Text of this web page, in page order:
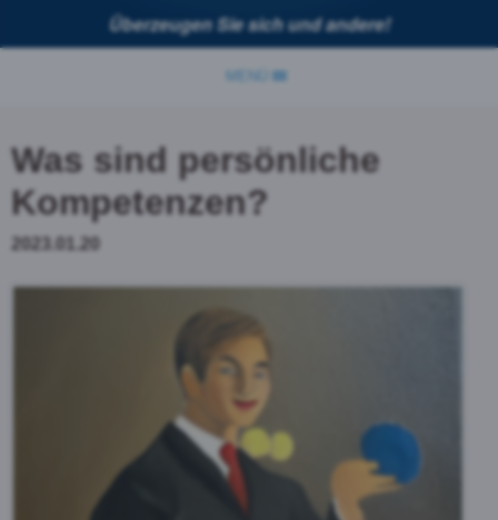
Überzeugen Sie sich und andere!
Was sind persönliche
Kompetenzen?
2023.01.20